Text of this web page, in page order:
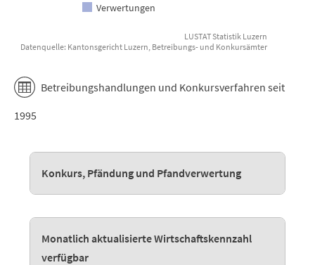
Verwertungen
LUSTAT Statistik Luzern
Datenquelle: Kantonsgericht Luzern, Betreibungs- und Konkursämter
Betreibungshandlungen und Konkursverfahren seit
1995
Konkurs, Pfändung und Pfandverwertung
Monatlich aktualisierte Wirtschaftskennzahl
verfügbar